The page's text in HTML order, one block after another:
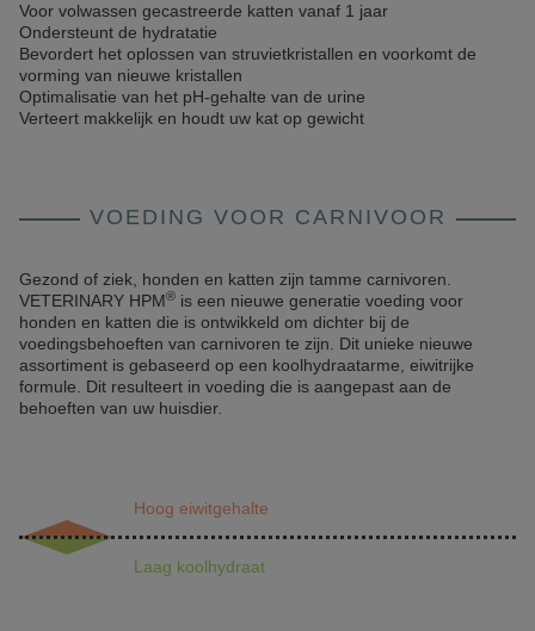
Voor volwassen gecastreerde katten vanaf 1 jaar
Ondersteunt de hydratatie
Bevordert het oplossen van struvietkristallen en voorkomt de
vorming van nieuwe kristallen
Optimalisatie van het pH-gehalte van de urine
Verteert makkelijk en houdt uw kat op gewicht
VOEDING VOOR CARNIVOOR
Gezond of ziek, honden en katten zijn tamme carnivoren.
VETERINARY HPM® is een nieuwe generatie voeding voor
honden en katten die is ontwikkeld om dichter bij de
voedingsbehoeften van carnivoren te zijn. Dit unieke nieuwe
assortiment is gebaseerd op een koolhydraatarme, eiwitrijke
formule. Dit resulteert in voeding die is aangepast aan de
behoeften van uw huisdier.
Hoog eiwitgehalte
Marktgemiddelde
Laag koolhydraat